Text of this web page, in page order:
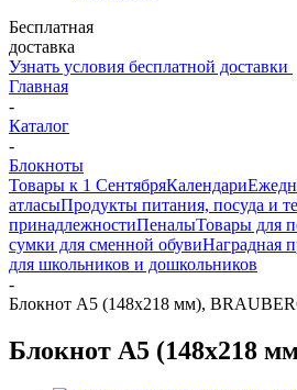
Бесплатная
доставка
Узнать условия бесплатной доставки
Главная
-
Каталог
-
Блокноты
Товары к 1 СентябряКалендари
атласыПродукты питания, посуда и
принадлежностиПеналыТовары для
сумки для сменной обувиНаградная
для школьников и дошкольников
-
Блокнот А5 (148х218 мм),
Блокнот А5 (148х218